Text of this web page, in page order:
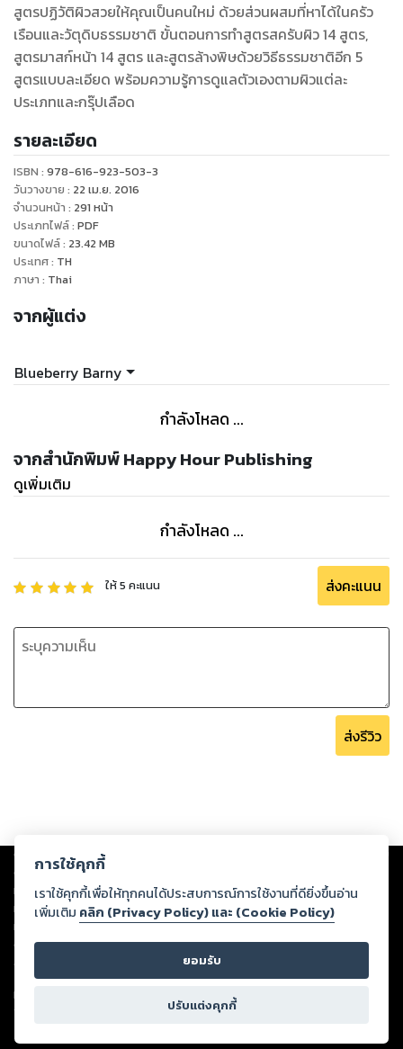
สูตรปฏิวัติผิวสวยให้คุณเป็นคนใหม่ ด้วยส่วนผสมที่หาได้ในครัว
เรือนและวัตุดิบธรรมชาติ ขั้นตอนการทำสูตรสครับผิว 14 สูตร,
สูตรมาสก์หน้า 14 สูตร และสูตรล้างพิษด้วยวิธีธรรมชาติอีก 5
สูตรแบบละเอียด พร้อมความรู้การดูแลตัวเองตามผิวแต่ละ
ประเภทและกรุ๊ปเลือด
รายละเอียด
ISBN : 978-616-923-503-3
วันวางขาย : 22 เม.ย. 2016
จำนวนหน้า : 291 หน้า
ประเภทไฟล์: PDF
ขนาดไฟล์: 23.42 MB
ประเทศ: TH
ภาษา : Thai
จากผู้แต่ง
Blueberry Barny
กำลังโหลด ...
จากสำนักพิมพ์ Happy Hour Publishing
ดูเพิ่มเติม
กำลังโหลด ...
ให้5 คะแนน ส่งคะแนน
ส่งรีวิว
Copyright © 2026
ต่อผลงานหรือเนื้อหาใดที่อัปโหลดผ่านเว็บไซต์และปรากฏว่าละเมิดสิทธิใน
ทรัพย์สินทางปัญญาของบุคคลอื่นหรือขัดต่อกฎหมายและศีลธรรม ดังนั้น ผู้อ่าน
ทุกท่านโปรดใช้วิจารณญาณในการกลั่นกรองด้วยตนเอง และหากท่านพบว่าส่วน
หนึ่งส่วนใดขัดต่อกฎหมายและศีลธรรม กรุณาแจ้งมายังบริษัท เพื่อทีมงานจะได้
ดำเนินการในทันที ทั้งนี้ ทางสตอรี่ล็อกขอสงวนลิขสิทธิ์ตามพระราชบัญญัติ
ลิขสิทธิ์ พ.ศ. 2537 (ฉบับล่าสุด)
For support: member@ookbee.com
Version
การใช้คุกกี้
เราใช้คุกกี้เพื่อให้ทุกคนได้ประสบการณ์การใช้งานที่ดียิ่งขึ้นอ่าน
เพิ่มเติม คลิก (Privacy Policy) และ (Cookie Policy)
ยอมรับ
ปรับแต่งคุกกี้